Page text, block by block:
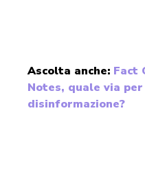
Ascolta anche: Fact
Notes, quale via
disinformazione?